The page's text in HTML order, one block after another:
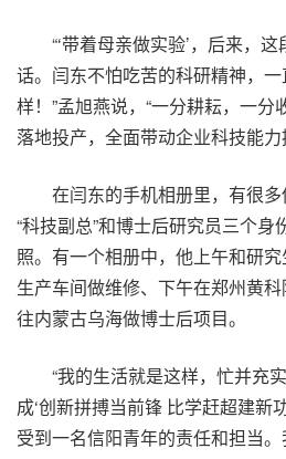
“‘带着母亲做实验’，后来，
话。闫东不怕吃苦的科研精神，
样！”孟旭燕说，“一分耕耘，一
落地投产，全面带动企业科技能力
在闫东的手机相册里，有很
“科技副总”和博士后研究员三个
照。有一个相册中，他上午和研
生产车间做维修、下午在郑州黄
往内蒙古乌海做博士后项目。
“我的生活就是这样，忙并充
成‘创新拼搏当前锋 比学赶超建新
受到一名信阳青年的责任和担当